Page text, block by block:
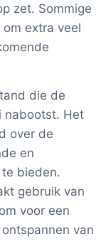
zet. Sommige
extra veel
die de
nabootst. Het
over de
en
bieden.
gebruik van
voor een
van